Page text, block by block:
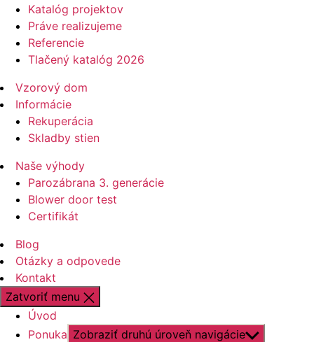
Katalóg projektov
Práve realizujeme
Referencie
Tlačený katalóg 2026
Vzorový dom
Informácie
Rekuperácia
Skladby stien
Naše výhody
Parozábrana 3. generácie
Blower door test
Certifikát
Blog
Otázky a odpovede
Kontakt
Zatvoriť menu
Úvod
Ponuka Zobraziť druhú úroveň navigácie